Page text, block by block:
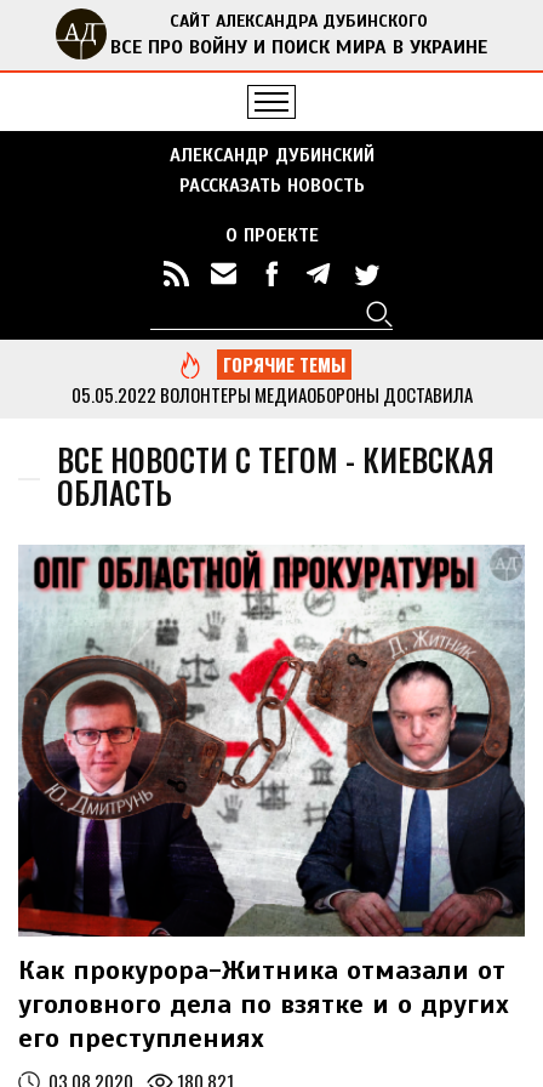
САЙТ АЛЕКСАНДРА ДУБИНСКОГО
ВСЕ ПРО ВОЙНУ И ПОИСК МИРА В УКРАИНЕ
АЛЕКСАНДР ДУБИНСКИЙ
РАССКАЗАТЬ НОВОСТЬ
О ПРОЕКТЕ
Форма поискаГОРЯЧИЕ ТЕМЫ
05.05.2022 ВОЛОНТЕРЫ МЕДИАОБОРОНЫ ДОСТАВИЛА
ОБЛАСТИ...
13.05.2022 ДУБИНСКИЙ ВМЕСТЕ С АКТИВИСТАМИ МЕДИАОБОРОНЫ
ПРИВЕЗ ГУМАНИТАРНУЮ ПОМОЩЬ В КИЕВСКУЮ ОБЛАСТЬ
ГУМАНИТАРНОЙ ПОМОЩИ ИЗ ИТАЛИИ...
11.05.2022 МЕДИАОБОРОНА ДОСТАВИЛА ГУМАНИТАРНУЮ ПОМОЩЬ В
СЕЛА БУЧАНСКОГО РАЙОНА...
27.04.2022 МЕДИАОБОРОНА ПОМОГЛА ВСУ НАЙТИ АВТО ДЛЯ
ФРОНТА И РАЗЫСКИВАЕТ ЕЩЕ ОДИН ПАРКЕТНИК ДЛЯ УКРАИНСКИХ
ВОИНОВ...
ВСЕ НОВОСТИ С ТЕГОМ - КИЕВСКАЯ
ОБЛАСТЬ
Как прокурора-Житника отмазали от
уголовного дела по взятке и о других
его преступлениях
03.08.2020 180,821